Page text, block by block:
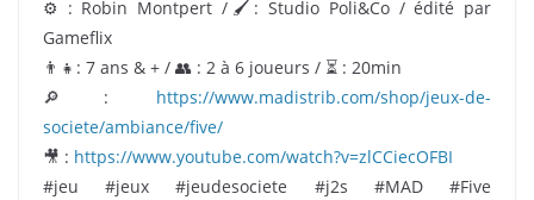
⚙ : Robin Montpert /🖌: Studio Poli&Co / édité par
Gameflix
👨‍👧: 7 ans & + / 👥 : 2 à 6 joueurs / ⏳ : 20min
🔎: https://www.madistrib.com/shop/jeux-de-
societe/ambiance/five/
🎥 : https://www.youtube.com/watch?v=zlCCiecOFBI
#jeu #jeux #jeudesociete #j2s #MAD #Five